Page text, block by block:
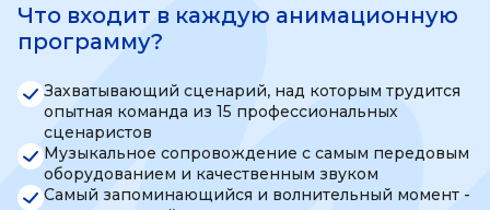
Что входит в каждую анимационную
программу?
Захватывающий сценарий, над которым трудится
опытная команда из 15 профессиональных
сценаристов
Музыкальное сопровождение с самым передовым
оборудованием и качественным звуком
Самый запоминающийся и волнительный момент -